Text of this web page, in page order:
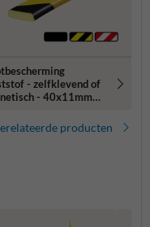
- zelfklevend of
- 40x11mm
producten